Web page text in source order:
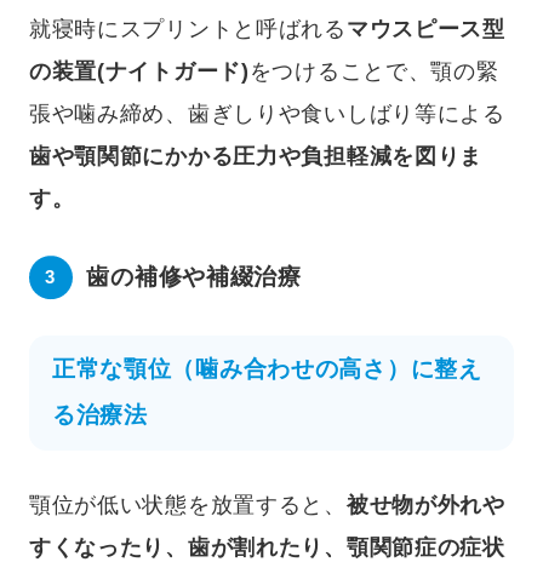
就寝時にスプリントと呼ばれる マウスピース型
の装置(ナイトガード) をつけることで、顎の緊
張や噛み締め、歯ぎしりや食いしばり等による
歯や顎関節にかかる圧力や負担軽減を図りま
す。
歯の補修や補綴治療
正常な顎位（噛み合わせの高さ）に整え
る治療法
顎位が低い状態を放置すると、 被せ物が外れや
すくなったり、歯が割れたり、顎関節症の症状